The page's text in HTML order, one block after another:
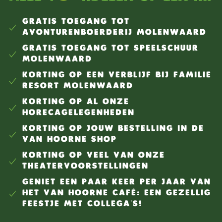
contentstromen tegelijk. Je vindt het leuk om online
gesprekken en reacties te volgen en zorgvuldig om te
gaan met webcare. Je hebt een goede beheersing
van de Nederlandse taal, zowel mondeling als
schriftelijk. Je hebt affiniteit met familie-
entertainment, social media en online content. Jij
bent 5 dagen per week beschikbaar om mee te
werken. Bij voorkeur heb je ervaring met Adobe
Creative Suite of andere vormgevingstools Bij
voorkeur woon je in een straal van 40 kilometer van
Molenaarsgraaf of beschik je over eigen vervoer. En
bovenal ben jij enthousiast, leergierig en
dynamische en informele stageplek binnen een
enthousiast en hecht team. Een afwisselende stage
GRATIS TOEGANG TOT
AVONTURENBOERDERIJ MOLENWAARD
GRATIS TOEGANG TOT SPEELSCHUUR
MOLENWAARD
KORTING OP EEN VERBLIJF BIJ FAMILIE
RESORT MOLENWAARD
KORTING OP AL ONZE
HORECAGELEGENHEDEN
KORTING OP JOUW BESTELLING IN DE
VAN HOORNE SHOP
KORTING OP VEEL VAN ONZE
THEATERVOORSTELLINGEN
GENIET EEN PAAR KEER PER JAAR VAN
HET VAN HOORNE CAFÉ: EEN GEZELLIG
FEESTJE MET COLLEGA'S!